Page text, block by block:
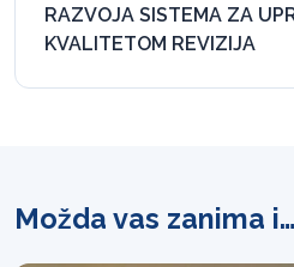
RAZVOJA SISTEMA ZA
KVALITETOM REVIZIJA
Možda vas zanima i…